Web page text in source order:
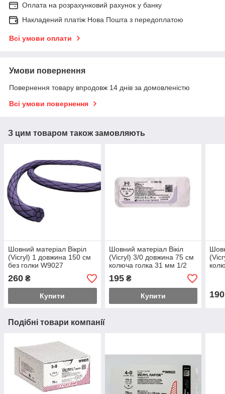
Оплата на розрахунковий рахунок у банку
Накладений платіж Нова Пошта з передоплатою
Всі умови оплати
Умови повернення
Повернення товару впродовж 14 днів за домовленістю
Всі умови повернення
З цим товаром також замовляють
Шовний матеріал Вікріл
(Vicryl) 1 довжина 150 см
без голки W9027
260 ₴
Купити
Шовний матеріал Вікіл
(Vicryl) 3/0 довжина 75 см
колюча голка 31 мм 1/2
окружності W9130
195₴
Купити 190
Подібні товари компанії